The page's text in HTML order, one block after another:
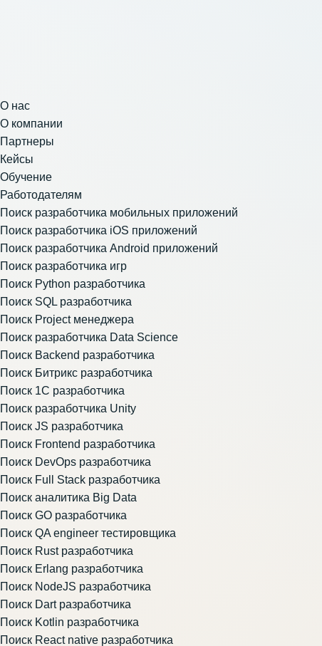
О нас
О компании
Партнеры
Кейсы
Обучение
Работодателям
Поиск разработчика мобильных приложений
Поиск разработчика iOS приложений
Поиск разработчика Android приложений
Поиск разработчика игр
Поиск Python разработчика
Поиск SQL разработчика
Поиск Project менеджера
Поиск разработчика Data Science
Поиск Backend разработчика
Поиск Битрикс разработчика
Поиск 1С разработчика
Поиск разработчика Unity
Поиск JS разработчика
Поиск Frontend разработчика
Поиск DevOps разработчика
Поиск Full Stack разработчика
Поиск аналитика Big Data
Поиск GO разработчика
Поиск QA engineer тестировщика
Поиск Rust разработчика
Поиск Erlang разработчика
Поиск NodeJS разработчика
Поиск Dart разработчика
Поиск Kotlin разработчика
Поиск React native разработчика